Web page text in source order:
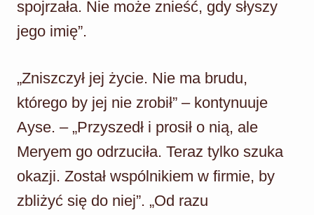
spojrzała. Nie może znieść, gdy słyszy
jego imię”.
„Zniszczył jej życie. Nie ma brudu,
którego by jej nie zrobił” – kontynuuje
Ayse. – „Przyszedł i prosił o nią, ale
Meryem go odrzuciła. Teraz tylko szuka
okazji. Został wspólnikiem w firmie, by
zbliżyć się do niej”. „Od razu